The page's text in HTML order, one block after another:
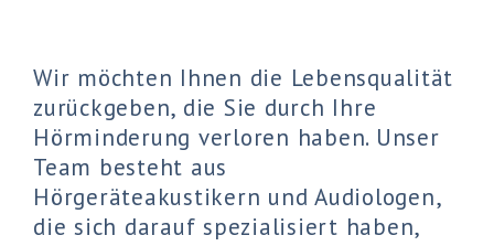
Wir möchten Ihnen die Lebensqualität
zurückgeben, die Sie durch Ihre
Hörminderung verloren haben. Unser
Team besteht aus
Hörgeräteakustikern und Audiologen,
die sich darauf spezialisiert haben,